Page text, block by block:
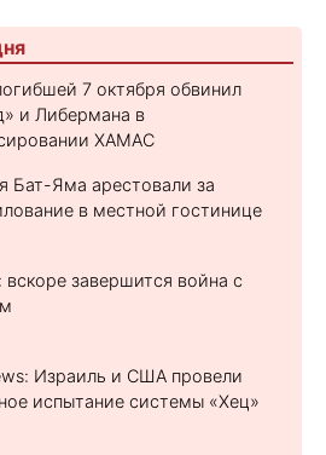
7 октября обвинил
и Либермана в
ХАМАС
Бат-Яма арестовали за
в местной гостинице
вскоре завершится война с
Израиль и США провели
испытание системы «Хец»